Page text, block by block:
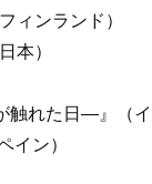
ィンランド）
本）
触れた日―』（イ
イン）